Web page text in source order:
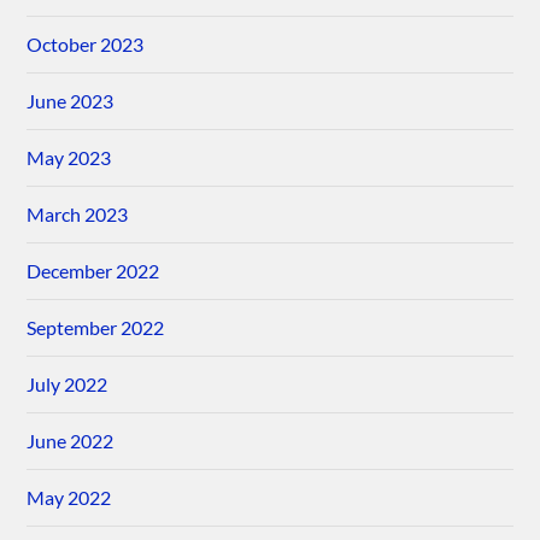
October 2023
June 2023
May 2023
March 2023
December 2022
September 2022
July 2022
June 2022
May 2022